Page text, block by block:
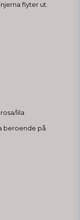
flyter ut.
lila
beroende på